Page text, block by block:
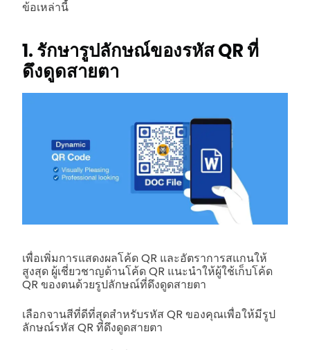
ข้อเหล่านี้
1. รักษารูปลักษณ์ของรหัส QR ที่
ดึงดูดสายตา
เพื่อเพิ่มการแสดงผลโค้ด QR และอัตราการสแกนให้
สูงสุด ผู้เชี่ยวชาญด้านโค้ด QR แนะนำให้ผู้ใช้เก็บโค้ด
QR ของตนด้วยรูปลักษณ์ที่ดึงดูดสายตา
เลือกจานสีที่ดีที่สุดสำหรับรหัส QR ของคุณเพื่อให้มีรูป
ลักษณ์รหัส QR ที่ดึงดูดสายตา